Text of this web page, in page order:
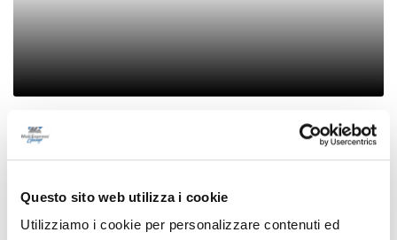
Questo sito web utilizza i cookie
Utilizziamo i cookie per personalizzare contenuti ed
In migliaia a Porto Sant’Elpidio per la notte
più rosa della riviera marchigiana